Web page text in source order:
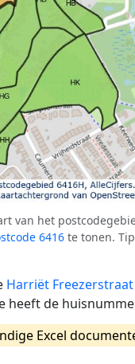
van het
6416 te tonen.
Harriët Freezerstraat
heeft de
Excel